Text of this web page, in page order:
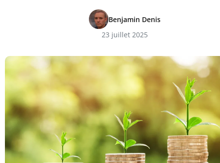
Benjamin Denis
23 juillet 2025